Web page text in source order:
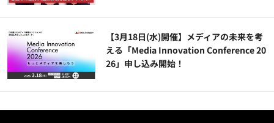
【3月18日(水)開催】メディアの未来を考
える「Media Innovation Conference 20
26」申し込み開始！